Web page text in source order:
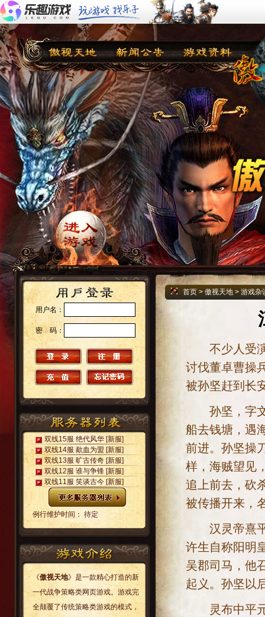
用户名：
密 码：
双线15服 绝代风华 [新服]
双线14服 歃血为盟 [新服]
双线13服 旷古传奇 [新服]
双线12服 谁与争锋 [新服]
双线11服 笑谈古今 [新服]
例行维护时间： 待定
《傲视天地》是一款精心打造的新
一代战争策略类网页游戏。游戏完
全颠覆了传统策略类游戏的模式，
首页 > 傲视天地 > 游戏杂
不少人受演
讨伐董卓曹操
被孙坚赶到长
孙坚，字文
船去钱塘，遇
前进。孙坚操
样，海贼望见
追上前去，砍
被传播开来，
汉灵帝熹平
许生自称阳明
吴郡司马，他
起义。孙坚以
灵布中平元